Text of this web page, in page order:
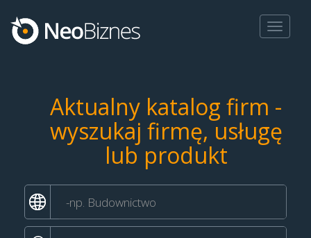
Toggle
Aktualny katalog firm -
wyszukaj firmę, usługę
lub produkt